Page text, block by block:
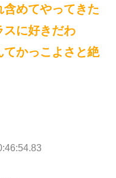
めてやってきた
スに好きだわ
てかっこよさと絶